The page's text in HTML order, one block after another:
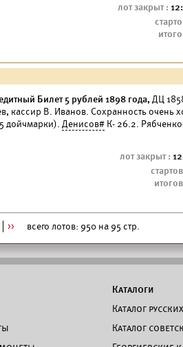
Билет 5 рублей 1898 года,ДЦ
кассир В. Иванов. Сохранность очень
дойчмарки). Денисов# К- 26.2.
>> всего лотов: 950 на 95 стр.
Каталоги
Каталог
Каталог